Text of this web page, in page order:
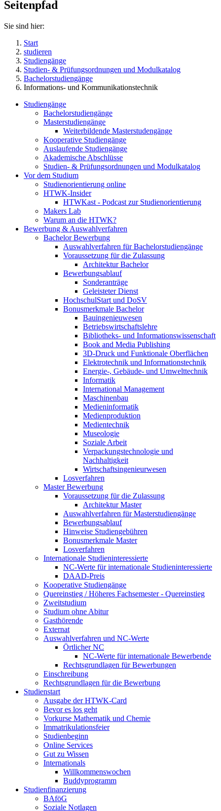
Seitenpfad
Sie sind hier:
Start
studieren
Studiengänge
Studien- & Prüfungsordnungen und Modulkatalog
Bachelorstudiengänge
Informations- und Kommunikationstechnik
Studiengänge
Bachelorstudiengänge
Masterstudiengänge
Weiterbildende Masterstudengänge
Kooperative Studiengänge
Auslaufende Studiengänge
Akademische Abschlüsse
Studien- & Prüfungsordnungen und Modulkatalog
Vor dem Studium
Studienorientierung online
HTWK-Insider
HTWKast - Podcast zur Studienorientierung
Makers Lab
Warum an die HTWK?
Bewerbung & Auswahlverfahren
Bachelor Bewerbung
Auswahlverfahren für Bachelorstudiengänge
Voraussetzung für die Zulassung
Architektur Bachelor
Bewerbungsablauf
Sonderanträge
Geleisteter Dienst
HochschulStart und DoSV
Bonusmerkmale Bachelor
Bauingenieuwesen
Betriebswirtschaftslehre
Bibliotheks- und Informationswissenschaft
Book and Media Publishing
3D-Druck und Funktionale Oberflächen
Elektrotechnik und Informationstechnik
Energie-, Gebäude- und Umwelttechnik
Informatik
International Management
Maschinenbau
Medieninformatik
Medienproduktion
Medientechnik
Museologie
Soziale Arbeit
Verpackungstechnologie und
Nachhaltigkeit
Wirtschaftsingenieurwesen
Losverfahren
Master Bewerbung
Voraussetzung für die Zulassung
Architektur Master
Auswahlverfahren für Masterstudiengänge
Bewerbungsablauf
Hinweise Studiengebühren
Bonusmerkmale Master
Losverfahren
Internationale Studieninteressierte
NC-Werte für internationale Studieninteressierte
DAAD-Preis
Kooperative Studiengänge
Quereinstieg / Höheres Fachsemester - Quereinstieg
Zweitstudium
Studium ohne Abitur
Gasthörende
Externat
Auswahlverfahren und NC-Werte
Örtlicher NC
NC-Werte für internationale Bewerbende
Rechtsgrundlagen für Bewerbungen
Einschreibung
Rechtsgrundlagen für die Bewerbung
Studienstart
Ausgabe der HTWK-Card
Bevor es los geht
Vorkurse Mathematik und Chemie
Immatrikulationsfeier
Studienbeginn
Online Services
Gut zu Wissen
Internationals
Willkommenswochen
Buddyprogramm
Studienfinanzierung
BAföG
Soziale Notlagen